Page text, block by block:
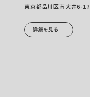
東京都品川区南大井6-
詳細を見る